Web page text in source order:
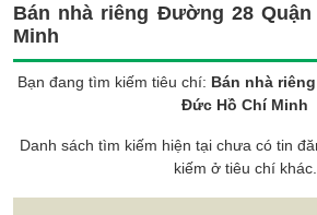
Bán nhà riêng Đường 28
Minh
Bạn đang tìm kiếm tiêu chí: Bán nhà
Đức Hồ Chí Minh
Danh sách tìm kiếm hiện tại chưa có tin
kiếm ở tiêu chí khác.
LIÊN HỆ